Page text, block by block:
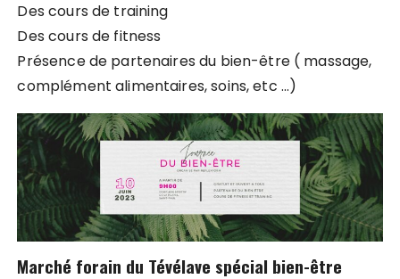
Des cours de training
Des cours de fitness
Présence de partenaires du bien-être ( massage,
complément alimentaires, soins, etc …)
Marché forain du Tévélave spécial bien-être